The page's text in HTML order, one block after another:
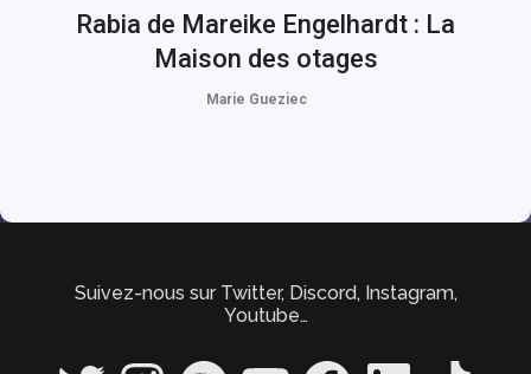
Rabia de Mareike Engelhardt : La
Maison des otages
Marie Gueziec
Suivez-nous sur Twitter, Discord, Instagram,
Youtube…
Twitter InstagramSpotify YouTube FacebookLinkedIn TikTok